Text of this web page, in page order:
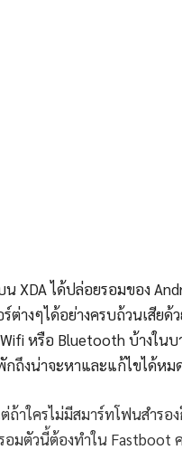
XDA ได้ปล่อยรอมของ
ต่างๆได้อย่างครบถ้วนเสีย
หรือ Bluetooth บ้างในบ
ถึงน่าจะหาและแก้ไขได้หม
ถ้าใครไม่มีสมาร์ทโฟนสำรอ
มตัวนี้ต้องทำใน Fastboot